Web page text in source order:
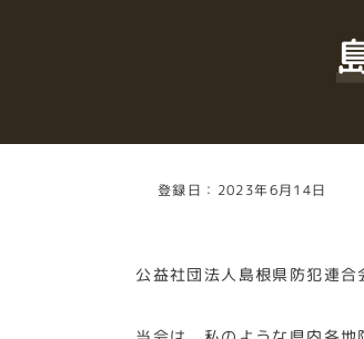
登録日：2023年6月14日
公益社団法人島根県防犯連